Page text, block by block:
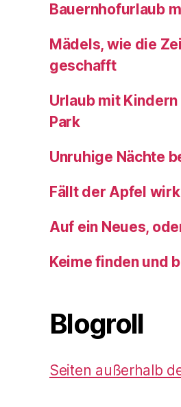
Bauernhofurlaub
Mädels, wie die
geschafft
Urlaub mit
Park
Unruhige Nächte
Fällt der Apfel
Auf ein Neues,
Keime finden und
Blogroll
Seiten außerhalb